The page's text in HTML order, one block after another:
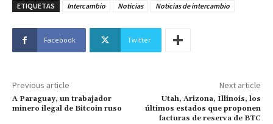
ETIQUETAS Intercambio Noticias Noticias de intercambio
Facebook Twitter
Previous article
A Paraguay, un trabajador
minero ilegal de Bitcoin ruso
Next article
Utah, Arizona, Illinois, los
últimos estados que proponen
facturas de reserva de BTC